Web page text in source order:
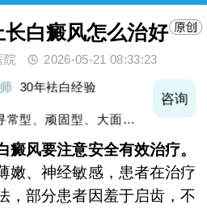
白癜风怎么治好
院 2026-05-21 08:33:23
30年袪白经验
型、顽固型、大面积白
咨询
风要注意安全有效治疗。
嫩、神经敏感，患者在治疗
，部分患者因羞于启齿，不